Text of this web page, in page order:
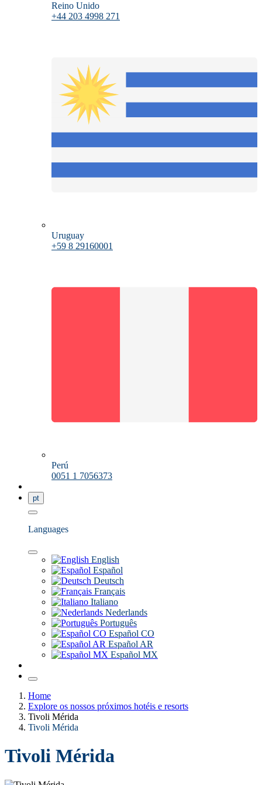
Reino Unido
+44 203 4998 271
Uruguay
+59 8 29160001
Perú
0051 1 7056373
pt
Languages
English
Español
Deutsch
Français
Italiano
Nederlands
Português
Español CO
Español AR
Español MX
Home
Explore os nossos próximos hotéis e resorts
Tivoli Mérida
Tivoli Mérida
Tivoli Mérida